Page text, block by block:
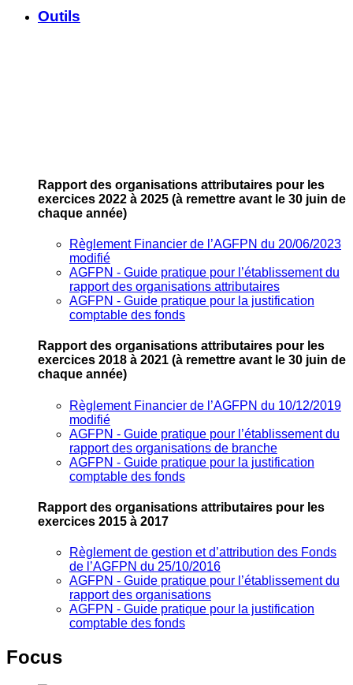
Outils
Rapport des organisations attributaires pour les
exercices 2022 à 2025 (à remettre avant le 30 juin de
chaque année)
Règlement Financier de l’AGFPN du 20/06/2023
modifié
AGFPN ‐ Guide pratique pour l’établissement du
rapport des organisations attributaires
AGFPN ‐ Guide pratique pour la justification
comptable des fonds
Rapport des organisations attributaires pour les
exercices 2018 à 2021 (à remettre avant le 30 juin de
chaque année)
Règlement Financier de l’AGFPN du 10/12/2019
modifié
AGFPN ‐ Guide pratique pour l’établissement du
rapport des organisations de branche
AGFPN ‐ Guide pratique pour la justification
comptable des fonds
Rapport des organisations attributaires pour les
exercices 2015 à 2017
Règlement de gestion et d’attribution des Fonds
de l’AGFPN du 25/10/2016
AGFPN ‐ Guide pratique pour l’établissement du
rapport des organisations
AGFPN ‐ Guide pratique pour la justification
comptable des fonds
Focus